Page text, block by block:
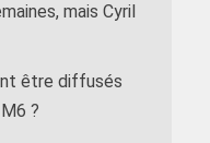
mais Cyril
être diffusés
?